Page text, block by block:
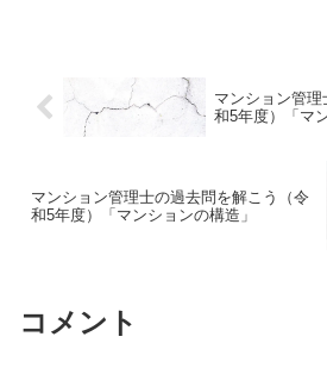
マンション管
和5年度）「マ
マンション管理士の過去問を解こう（令
和5年度）「マンションの構造」
コメント